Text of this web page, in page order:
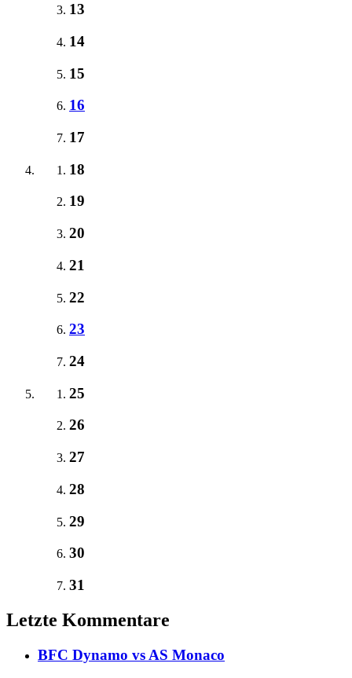
13
14
15
16
17
18
19
20
21
22
23
24
25
26
27
28
29
30
31
Letzte Kommentare
BFC Dynamo vs AS Monaco